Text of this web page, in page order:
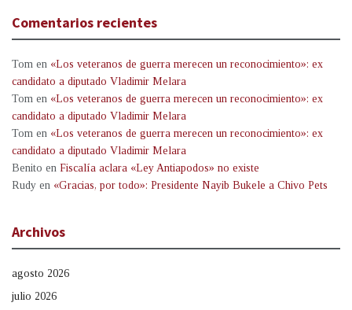
Comentarios recientes
Tom en «Los veteranos de guerra merecen un reconocimiento»: ex
candidato a diputado Vladimir Melara
Tom en «Los veteranos de guerra merecen un reconocimiento»: ex
candidato a diputado Vladimir Melara
Tom en «Los veteranos de guerra merecen un reconocimiento»: ex
candidato a diputado Vladimir Melara
Benito en Fiscalía aclara «Ley Antiapodos» no existe
Rudy en «Gracias, por todo»: Presidente Nayib Bukele a Chivo Pets
Archivos
agosto 2026
julio 2026